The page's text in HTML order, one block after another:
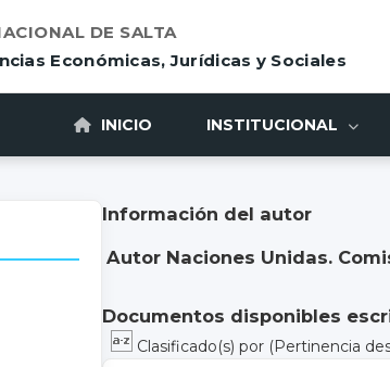
DE SALTA
Económicas, Jurídicas y Sociales
INICIO INSTITUCIONAL
Información del autor
Autor Naciones Unidas.
Documentos disponibles
Clasificado(s) por (Pertinencia